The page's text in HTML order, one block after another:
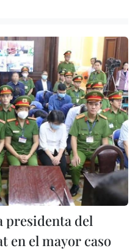
presidenta del
en el mayor caso